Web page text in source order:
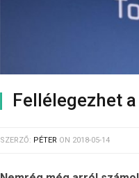
Fellélegezhet
SZERZŐ: PÉTER ON 2018-05-14